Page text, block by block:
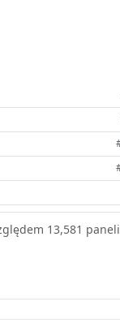
13,581